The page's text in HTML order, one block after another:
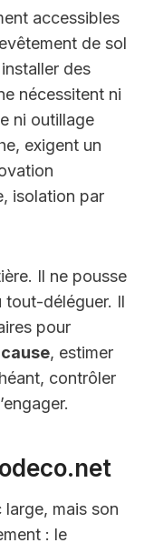
accessibles
de sol
des
nécessitent ni
ni outillage
exigent un
isolation par
Il ne pousse
tout-déléguer. Il
pour
, estimer
contrôler
mais son
: le